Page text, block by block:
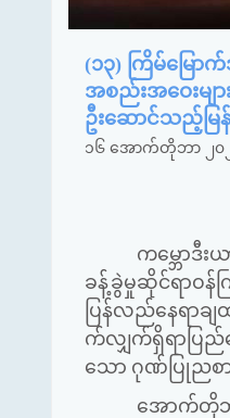
(၁၃) ကြိမ်မြေ
အစည်းအဝေးမျ
ဦးဆောင်သည့်
၁၆ အောက်တိုဘာ ၂၀
ကမ္ဘောဒီ
ခန့်ခွဲမှုဆိုင်ရာဝ
ပြန်လည်နေရာခ
က်လျှက်ရှိရာပြည်
သော ဂုဏ်ပြုညစ
အောက်တိုဘ